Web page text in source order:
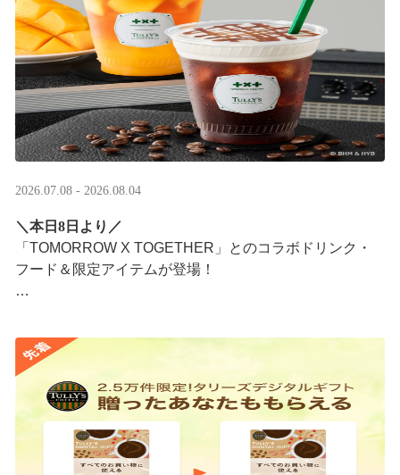
2026.07.08 - 2026.08.04
＼本日8日より／
「TOMORROW X TOGETHER」とのコラボドリンク・
フード＆限定アイテムが登場！